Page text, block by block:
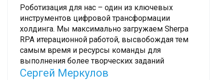
Роботизация для нас – один из ключевых
инструментов цифровой трансформации
холдинга. Мы максимально загружаем Sherpa
RPA итерационной работой, высвобождая тем
самым время и ресурсы команды для
выполнения более творческих заданий
Сергей Меркулов